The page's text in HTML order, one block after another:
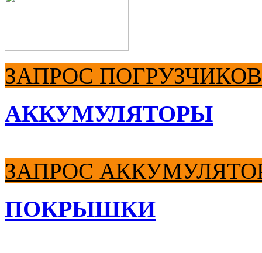
ЗАПРОС ПОГРУЗЧИКОВ
АККУМУЛЯТОРЫ
ЗАПРОС
ПОКРЫШКИ